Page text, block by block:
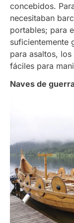
concebidos.
necesitaban
portables; para
suficientemente
para asaltos,
fáciles para
Naves de